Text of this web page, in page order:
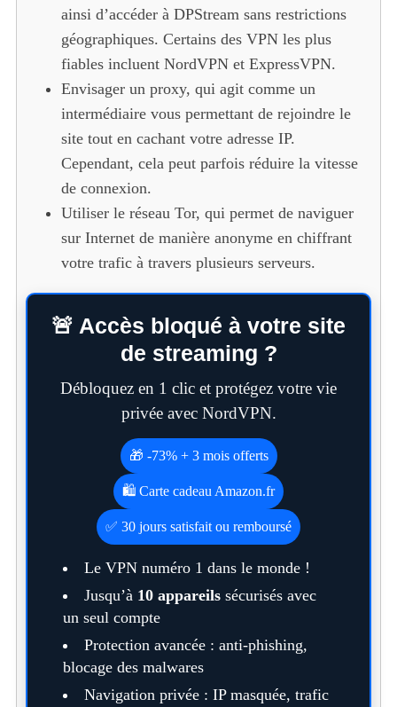
ainsi d’accéder à DPStream sans restrictions
géographiques. Certains des VPN les plus
fiables incluent NordVPN et ExpressVPN.
Envisager un proxy, qui agit comme un
intermédiaire vous permettant de rejoindre le
site tout en cachant votre adresse IP.
Cependant, cela peut parfois réduire la vitesse
de connexion.
Utiliser le réseau Tor, qui permet de naviguer
sur Internet de manière anonyme en chiffrant
votre trafic à travers plusieurs serveurs.
🚨 Accès bloqué à votre site
de streaming ?
Débloquez en 1 clic et protégez votre vie
privée avec NordVPN.
🎁 -73% + 3 mois offerts
🛍️ Carte cadeau Amazon.fr
✅ 30 jours satisfait ou remboursé
Le VPN numéro 1 dans le monde !
Jusqu’à 10 appareilssécurisés avec
un seul compte
Protection avancée : anti-phishing,
blocage des malwares
Navigation privée : IP masquée, trafic